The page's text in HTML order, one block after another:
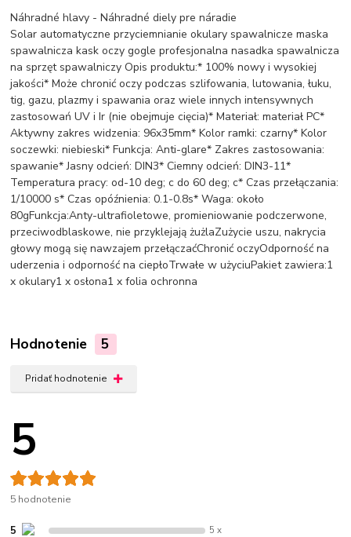
Náhradné hlavy - Náhradné diely pre náradie
Solar automatyczne przyciemnianie okulary spawalnicze maska
spawalnicza kask oczy gogle profesjonalna nasadka spawalnicza
na sprzęt spawalniczy Opis produktu:* 100% nowy i wysokiej
jakości* Może chronić oczy podczas szlifowania, lutowania, łuku,
tig, gazu, plazmy i spawania oraz wiele innych intensywnych
zastosowań UV i Ir (nie obejmuje cięcia)* Materiał: materiał PC*
Aktywny zakres widzenia: 96x35mm* Kolor ramki: czarny* Kolor
soczewki: niebieski* Funkcja: Anti-glare* Zakres zastosowania:
spawanie* Jasny odcień: DIN3* Ciemny odcień: DIN3-11*
Temperatura pracy: od-10 deg; c do 60 deg; c* Czas przełączania:
1/10000 s* Czas opóźnienia: 0.1-0.8s* Waga: około
80gFunkcja:Anty-ultrafioletowe, promieniowanie podczerwone,
przeciwodblaskowe, nie przyklejają żużlaZużycie uszu, nakrycia
głowy mogą się nawzajem przełączaćChronić oczyOdporność na
uderzenia i odporność na ciepłoTrwałe w użyciuPakiet zawiera:1
x okulary1 x osłona1 x folia ochronna
Hodnotenie 5
Pridať hodnotenie
5
5 hodnotenie
5 5 x